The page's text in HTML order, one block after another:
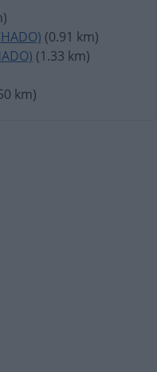
(0.91 km)
(1.33 km)
km)